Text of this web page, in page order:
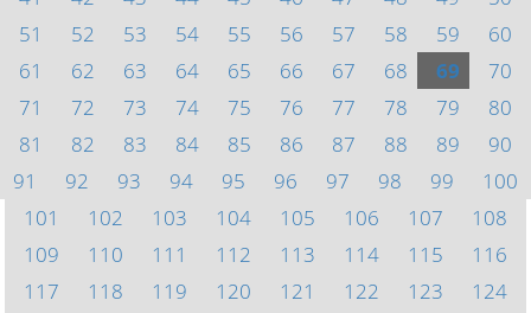
51
52 53 54 55 56 57 58 59
60
61
62 63 64 65 66 67 68 69
70
71
72 73 74 75 76 77 78 79
80
81
82 83 84 85 86 87 88 89
90
91
92 93 94 95 96 97 98 99
100
101
102 103 104 105 106 107
108
109
110 111 112 113 114 115
116
117
118 119 120 121 122 123
124